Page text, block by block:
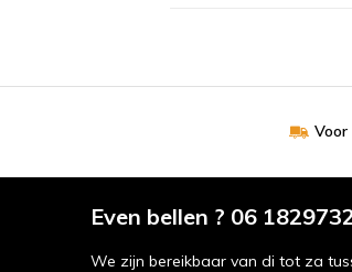
Voor
Even bellen ? 06
We zijn bereikbaar van di tot za